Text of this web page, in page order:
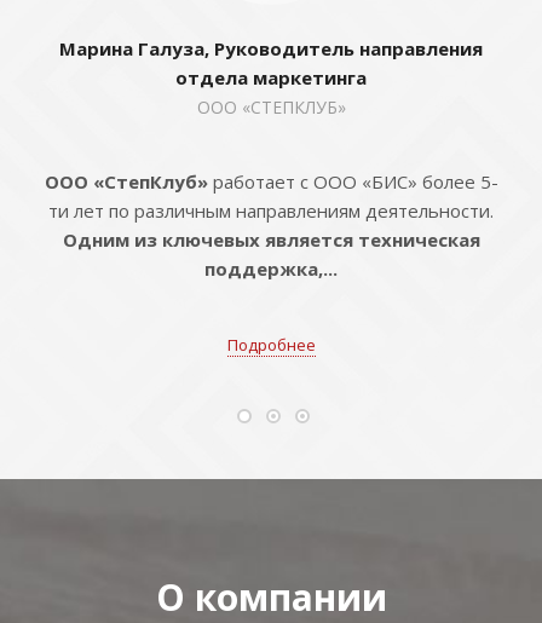
Марина Галуза, Руководитель направления
отдела маркетинга
ООО «СТЕПКЛУБ»
ООО «СтепКлуб»работает с ООО «БИС» более 5-
ти лет по различным направлениям деятельности.
Одним из ключевых является техническая
поддержка,...
Подробнее
О компании